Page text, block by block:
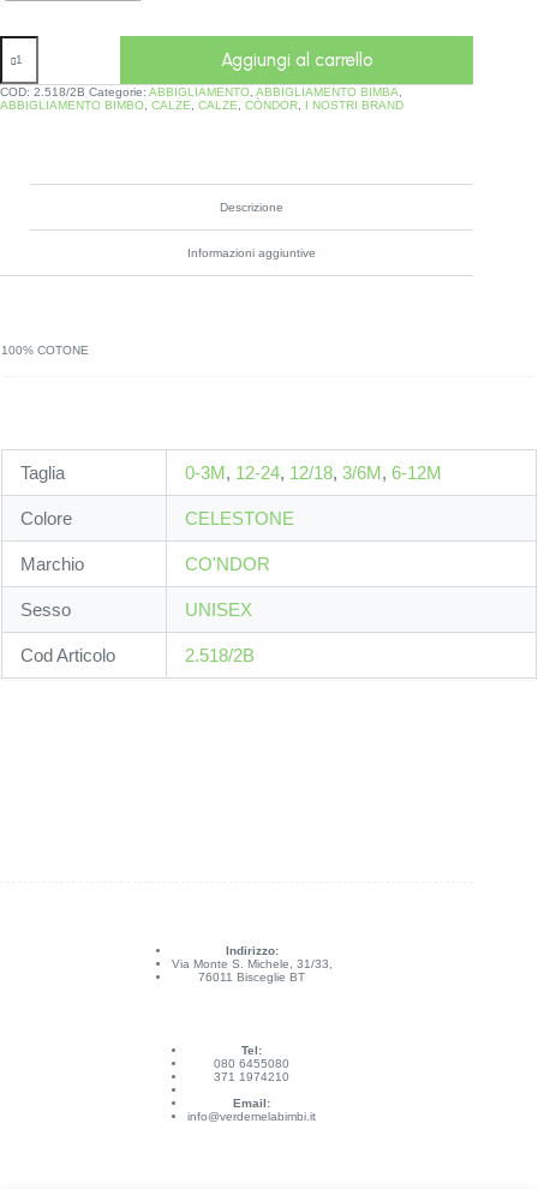
Aggiungi al carrello
COD: 2.518/2B Categorie: ABBIGLIAMENTO ABBIGLIAMENTO BIMBA
ABBIGLIAMENTO BIMBO CALZE CALZE CÒNDOR I NOSTRI BRAND
Descrizione
Informazioni aggiuntive
100% COTONE
Taglia 0-3M, 12-24, 12/18, 3/6M, 6-12M
Colore CELESTONE
Marchio CO'NDOR
Sesso UNISEX
Cod Articolo 2.518/2B
Indirizzo:
Via Monte S. Michele, 31/33,
76011 Bisceglie BT
Tel:
080 6455080
371 1974210
Email:
info@verdemelabimbi.it